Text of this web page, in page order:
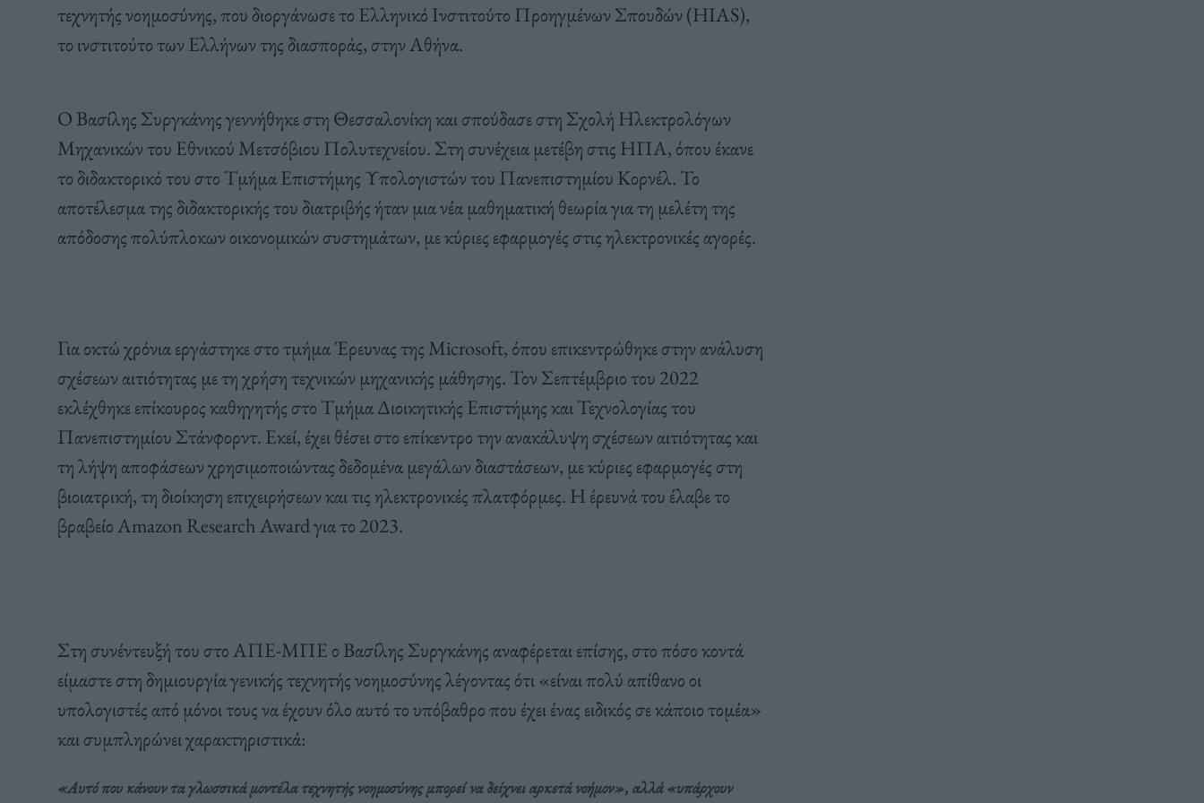
τεχνητής νοημοσύνης, που διοργάνωσε το Ελληνικό Ινστιτούτο Προηγμένων Σπουδών (HIAS),
το ινστιτούτο των Ελλήνων της διασποράς, στην Αθήνα.
Ο Βασίλης Συργκάνης γεννήθηκε στη Θεσσαλονίκη και σπούδασε στη Σχολή Ηλεκτρολόγων
Μηχανικών του Εθνικού Μετσόβιου Πολυτεχνείου. Στη συνέχεια μετέβη στις ΗΠΑ, όπου έκανε
το διδακτορικό του στο Τμήμα Επιστήμης Υπολογιστών του Πανεπιστημίου Κορνέλ. Το
αποτέλεσμα της διδακτορικής του διατριβής ήταν μια νέα μαθηματική θεωρία για τη μελέτη της
απόδοσης πολύπλοκων οικονομικών συστημάτων, με κύριες εφαρμογές στις ηλεκτρονικές αγορές.
Για οκτώ χρόνια εργάστηκε στο τμήμα Έρευνας της Microsoft, όπου επικεντρώθηκε στην ανάλυση
σχέσεων αιτιότητας με τη χρήση τεχνικών μηχανικής μάθησης. Τον Σεπτέμβριο του 2022
εκλέχθηκε επίκουρος καθηγητής στο Τμήμα Διοικητικής Επιστήμης και Τεχνολογίας του
Πανεπιστημίου Στάνφορντ. Εκεί, έχει θέσει στο επίκεντρο την ανακάλυψη σχέσεων αιτιότητας και
τη λήψη αποφάσεων χρησιμοποιώντας δεδομένα μεγάλων διαστάσεων, με κύριες εφαρμογές στη
βιοιατρική, τη διοίκηση επιχειρήσεων και τις ηλεκτρονικές πλατφόρμες. Η έρευνά του έλαβε το
βραβείο Amazon Research Award για το 2023.
Στη συνέντευξή του στο ΑΠΕ-ΜΠΕ ο Βασίλης Συργκάνης αναφέρεται επίσης, στο πόσο κοντά
είμαστε στη δημιουργία γενικής τεχνητής νοημοσύνης λέγοντας ότι «είναι πολύ απίθανο οι
υπολογιστές από μόνοι τους να έχουν όλο αυτό το υπόβαθρο που έχει ένας ειδικός σε κάποιο τομέα»
και συμπληρώνει χαρακτηριστικά:
«Αυτό που κάνουν τα γλωσσικά μοντέλα τεχνητής νοημοσύνης μπορεί να δείχνει αρκετά νοήμον», αλλά «υπάρχουν